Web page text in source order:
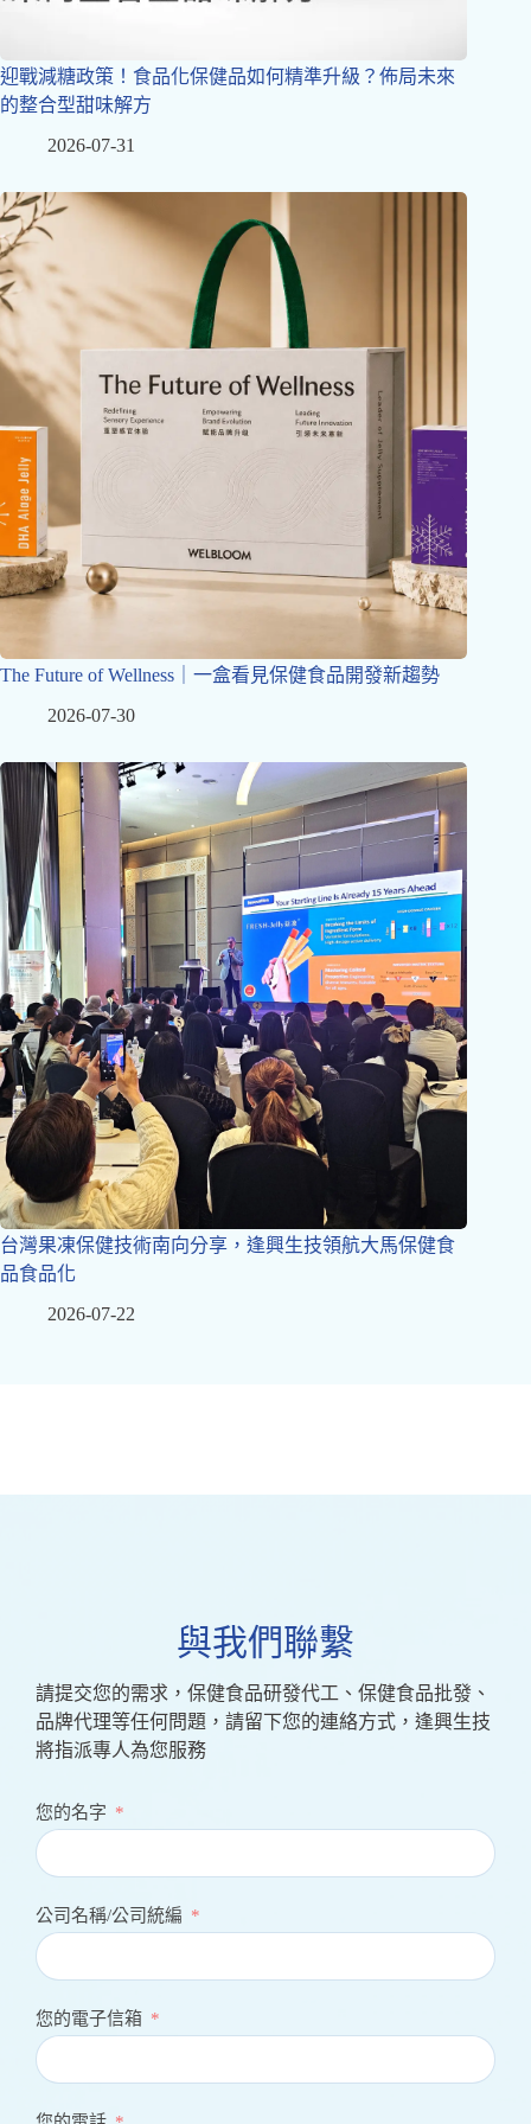
迎戰減糖政策！食品化保健品如何精準升級？佈局未來
的整合型甜味解方
2026-07-31
The Future of Wellness｜一盒看見保健食品開發新趨勢
2026-07-30
台灣果凍保健技術南向分享，逢興生技領航大馬保健食
品食品化
2026-07-22
與我們聯繫
請提交您的需求，保健食品研發代工、保健食品批發、
品牌代理等任何問題，請留下您的連絡方式，逢興生技
將指派專人為您服務
您的名字
公司名稱/公司統編
您的電子信箱